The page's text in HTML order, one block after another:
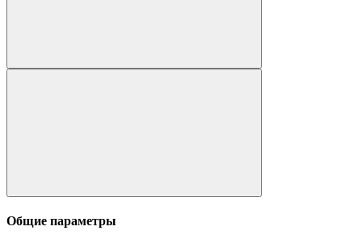
Общие параметры